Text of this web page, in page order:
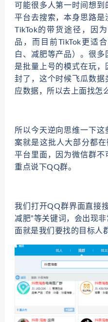
可能很多人第一时间想
平台去搜索，本身思路是
TikTok的带货途径，因
品，而目前TikTok更适
白、减肥等产品）。很
是批量上号的模式在玩
封了，这个时候飞瓜数据
应数据，所以去上面找怎
所以今天逆向思维一下
案就是这批人大部分都
平台里面，因为微信群不
重点说下QQ群。
我们打开QQ群界面直接
减肥”等关键词，会出现
面就是我们要找的目标人